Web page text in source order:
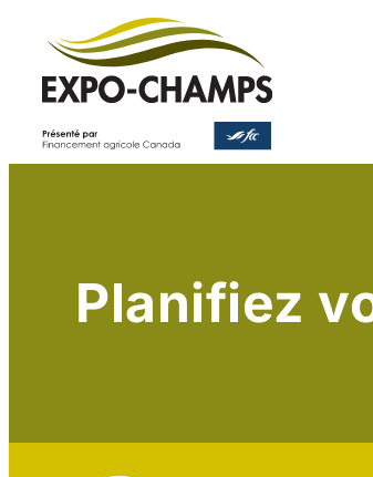
contenu
Planifiez